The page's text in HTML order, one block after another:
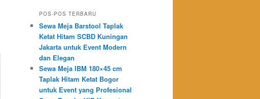
POS-POS TERBARU
Sewa Meja Barstool Taplak
Ketat Hitam SCBD Kuningan
Jakarta untuk Event Modern
dan Elegan
Sewa Meja IBM 180×45 cm
Taplak Hitam Ketat Bogor
untuk Event yang Profesional